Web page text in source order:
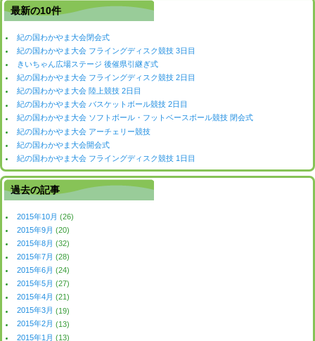
最新の10件
紀の国わかやま大会閉会式
紀の国わかやま大会 フライングディスク競技 3日目
きいちゃん広場ステージ 後催県引継ぎ式
紀の国わかやま大会 フライングディスク競技 2日目
紀の国わかやま大会 陸上競技 2日目
紀の国わかやま大会 バスケットボール競技 2日目
紀の国わかやま大会 ソフトボール・フットベースボール競技 閉会式
紀の国わかやま大会 アーチェリー競技
紀の国わかやま大会開会式
紀の国わかやま大会 フライングディスク競技 1日目
過去の記事
2015年10月 (26)
2015年9月 (20)
2015年8月 (32)
2015年7月 (28)
2015年6月 (24)
2015年5月 (27)
2015年4月 (21)
2015年3月 (19)
2015年2月 (13)
2015年1月 (13)